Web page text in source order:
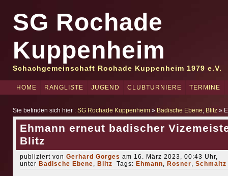
SG Rochade
Kuppenheim
Schachgemeinschaft Rochade Kuppenheim 1979 e.V.
HOME RANGLISTE JUGEND CLUBTURNIERE TERMINE
Sie befinden sich hier : SG Rochade Kuppenheim» Badische Ebene, Blitz»
Ehmann erneut badischer
Blitz
publiziert von Gerhard Gorges am 16. März 2023, 00:43 Uhr,
unter Badische Ebene, Blitz Tags: Ehmann, Rosner, Schmaltz